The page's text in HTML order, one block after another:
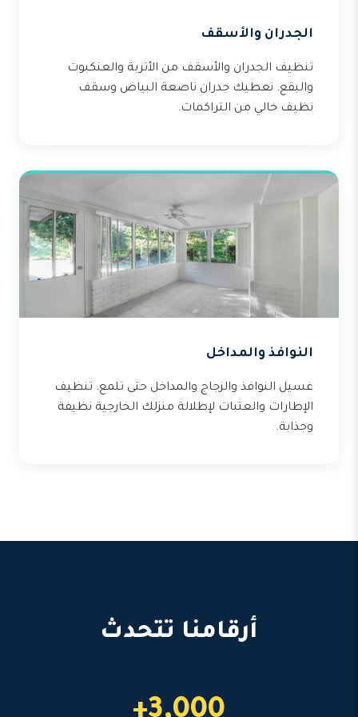
الجدران والأسقف
تنظيف الجدران والأسقف من الأتربة والعنكبوت
والبقع. نعطيك جدران ناصعة البياض وسقف
نظيف خالي من التراكمات.
النوافذ والمداخل
غسيل النوافذ والزجاج والمداخل حتى تلمع. تنظيف
الإطارات والعتبات لإطلالة منزلك الخارجية نظيفة
وجذابة.
أرقامنا تتحدث